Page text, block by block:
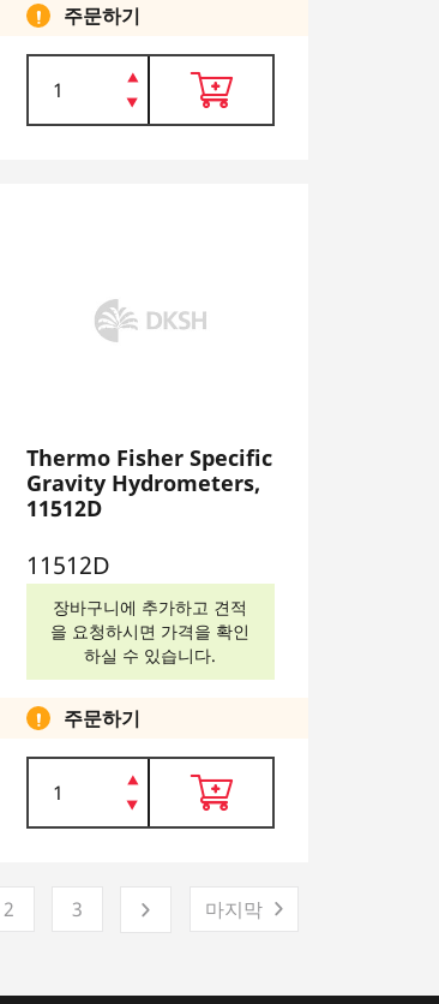
주문하기
Thermo Fisher Specific
Gravity Hydrometers,
11512D
11512D
장바구니에 추가하고 견적
을 요청하시면 가격을 확인
하실 수 있습니다.
주문하기
2 3 마지막